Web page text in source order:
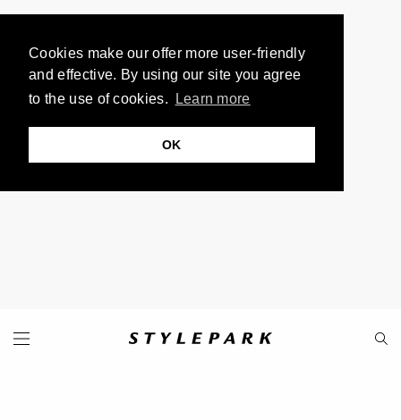
Cookies make our offer more user-friendly
and effective. By using our site you agree
to the use of cookies.
Learn more
OK